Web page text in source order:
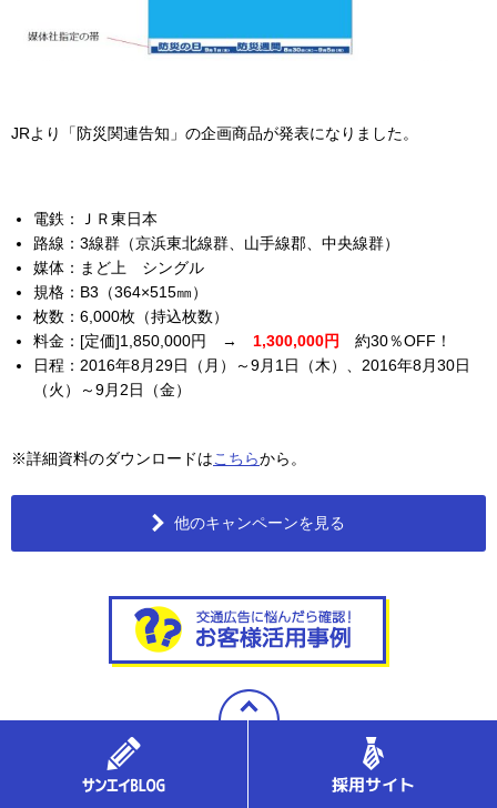
JRより「防災関連告知」の企画商品が発表になりました。
電鉄：ＪＲ東日本
路線：3線群（京浜東北線群、山手線郡、中央線群）
媒体：まど上 シングル
規格：B3（364×515㎜）
枚数：6,000枚（持込枚数）
料金：[定価]1,850,000円 → 1,300,000円 約30％OFF！
日程：2016年8月29日（月）～9月1日（木）、2016年8月30日
（火）～9月2日（金）
※詳細資料のダウンロードはこちらから。
他のキャンペーンを見る